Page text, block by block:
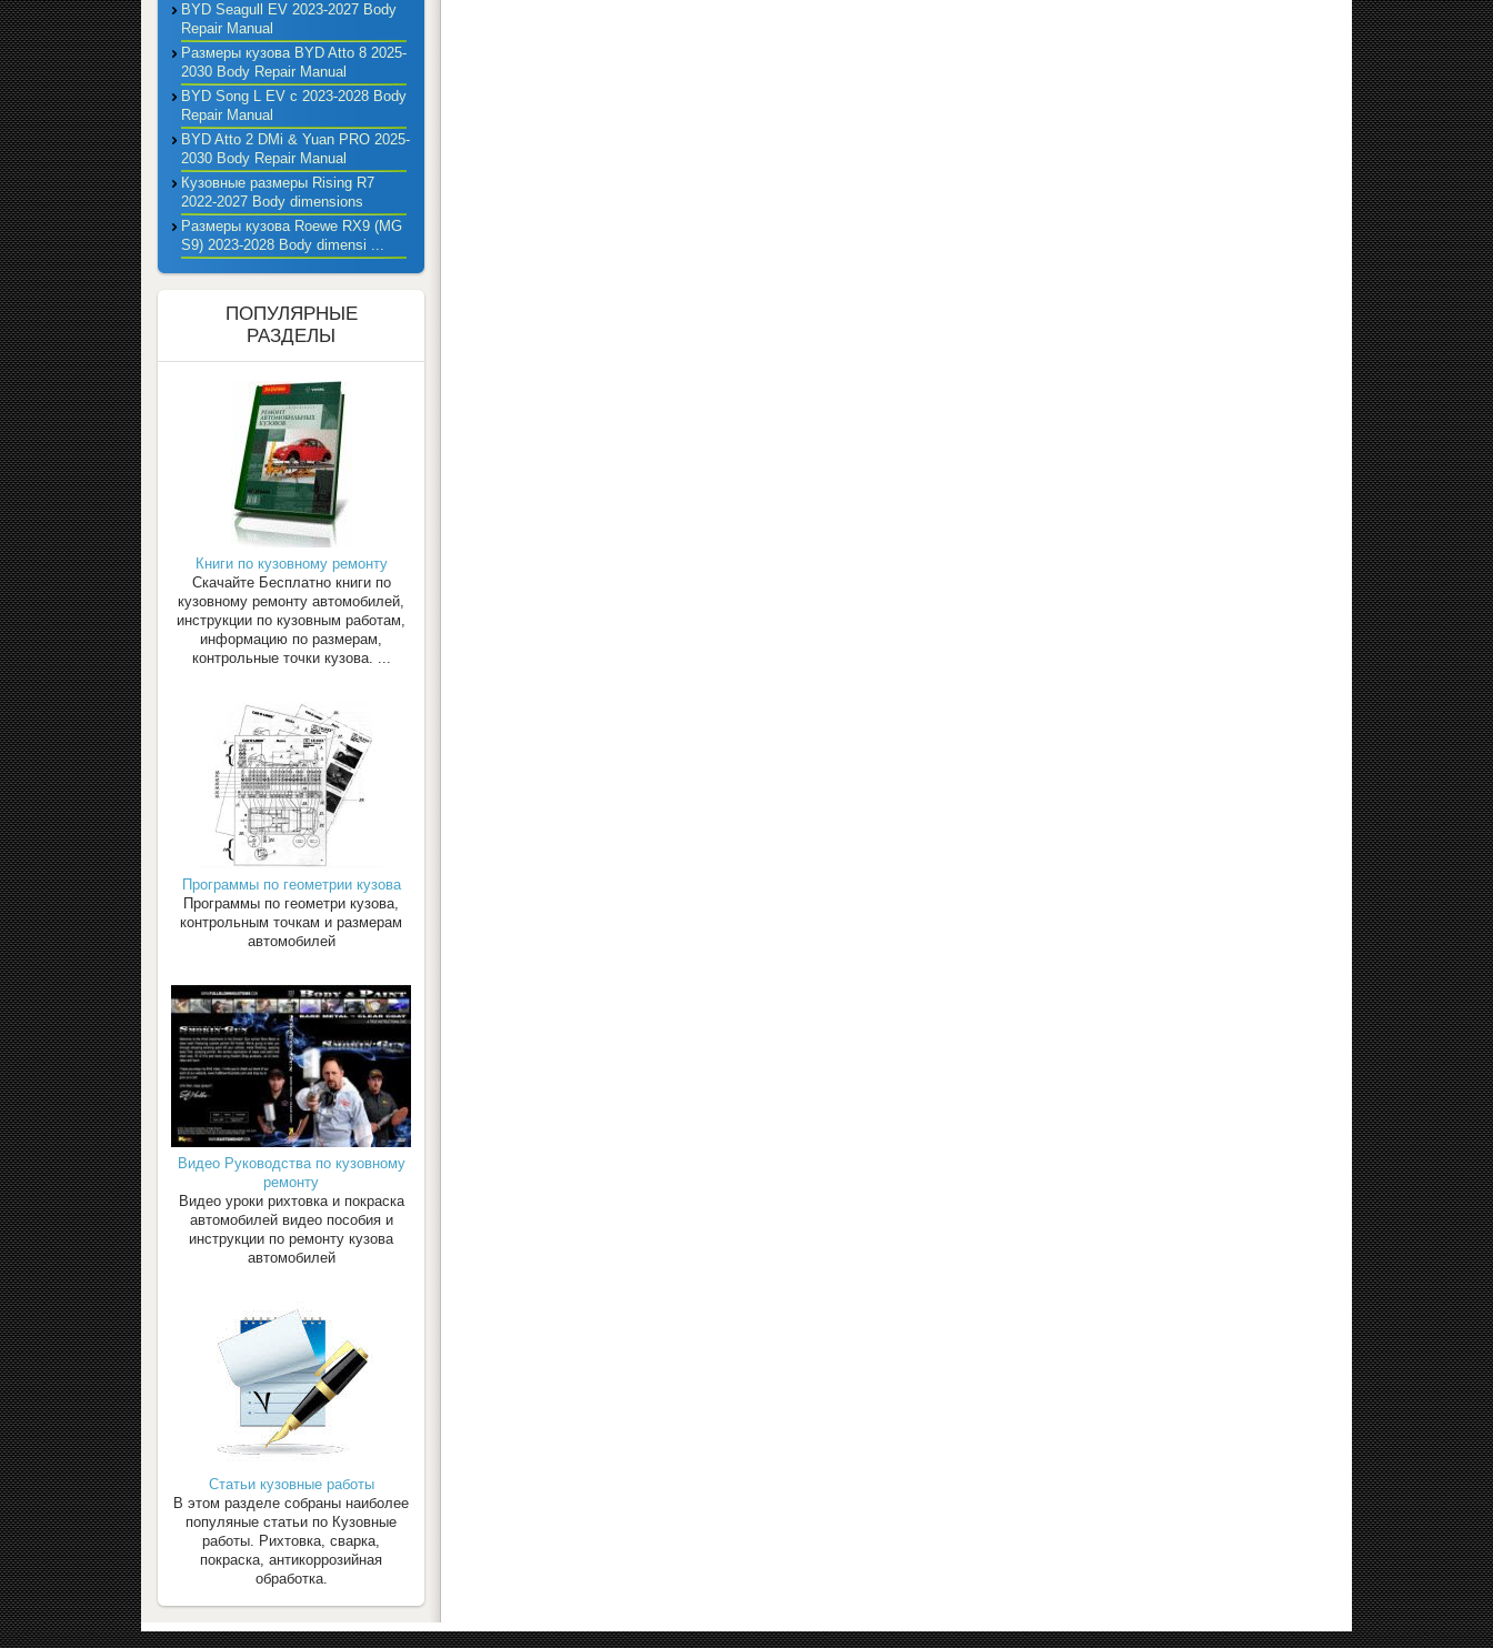
BYD Seagull EV 2023-2027 Body
Repair Manual
Размеры кузова BYD Atto 8 2025-
2030 Body Repair Manual
BYD Song L EV с 2023-2028 Body
Repair Manual
BYD Atto 2 DMi & Yuan PRO 2025-
2030 Body Repair Manual
Кузовные размеры Rising R7
2022-2027 Body dimensions
Размеры кузова Roewe RX9 (MG
S9) 2023-2028 Body dimensi ...
ПОПУЛЯРНЫЕ
РАЗДЕЛЫ
Книги по кузовному ремонту
Скачайте Бесплатно книги по
кузовному ремонту автомобилей,
инструкции по кузовным работам,
информацию по размерам,
контрольные точки кузова. ...
Программы по геометрии кузова
Программы по геометри кузова,
контрольным точкам и размерам
автомобилей
Видео Руководства по кузовному
ремонту
Видео уроки рихтовка и покраска
автомобилей видео пособия и
инструкции по ремонту кузова
автомобилей
Статьи кузовные работы
В этом разделе собраны наиболее
популяные статьи по Кузовные
работы. Рихтовка, сварка,
покраска, антикоррозийная
обработка.